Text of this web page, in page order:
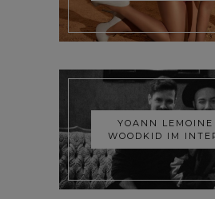
YOANN
WOODKID IM